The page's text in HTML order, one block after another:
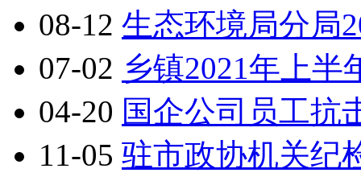
08-12 生态环境局分局
07-02 乡镇2021年上半
04-20 国企公司员工抗
11-05 驻市政协机关纪